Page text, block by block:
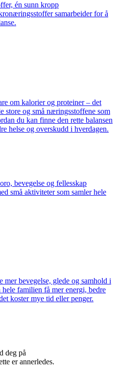
én sunn kropp
samarbeider for å
om kalorier og proteiner – det
store og små næringsstoffene som
du kan finne den rette balansen
helse og overskudd i hverdagen.
bevegelse og fellesskap
små aktiviteter som samler hele
mer bevegelse, glede og samhold i
familien få mer energi, bedre
koster mye tid eller penger.
deg på
er annerledes.